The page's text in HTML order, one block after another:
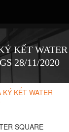
KẾT WATER
28/11/2020
KẾT WATER
SQUARE